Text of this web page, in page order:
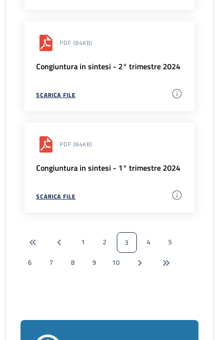
PDF (84KB)
Congiuntura in sintesi - 2° trimestre 2024
SCARICA FILE
PDF (84KB)
Congiuntura in sintesi - 1° trimestre 2024
SCARICA FILE
1 2 3 4
5
6
7 8 9 10